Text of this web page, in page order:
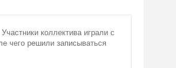
коллектива играли с
чего решили записываться